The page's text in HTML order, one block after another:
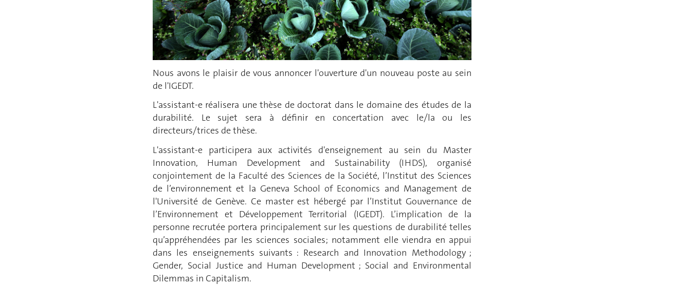
Nous avons le plaisir de vous annoncer l'ouverture d'un nouveau poste au sein
de l'IGEDT.
L'assistant-e réalisera une thèse de doctorat dans le domaine des études de la
durabilité. Le sujet sera à définir en concertation avec le/la ou les
directeurs/trices de thèse.
L'assistant-e participera aux activités d'enseignement au sein du Master
Innovation, Human Development and Sustainability (IHDS), organisé
conjointement de la Faculté des Sciences de la Société, l’Institut des Sciences
de l’environnement et la Geneva School of Economics and Management de
l'Université de Genève. Ce master est hébergé par l’Institut Gouvernance de
l’Environnement et Développement Territorial (IGEDT). L’implication de la
personne recrutée portera principalement sur les questions de durabilité telles
qu’appréhendées par les sciences sociales; notamment elle viendra en appui
dans les enseignements suivants : Research and Innovation Methodology ;
Gender, Social Justice and Human Development ; Social and Environmental
Dilemmas in Capitalism.